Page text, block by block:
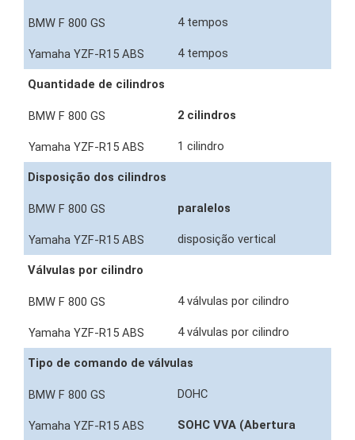
4 tempos
4 tempos
Quantidade de cilindros
2 cilindros
1 cilindro
Disposição dos cilindros
paralelos
disposição vertical
Válvulas por cilindro
4 válvulas por cilindro
4 válvulas por cilindro
Tipo de comando de válvulas
DOHC
SOHC VVA (Abertura